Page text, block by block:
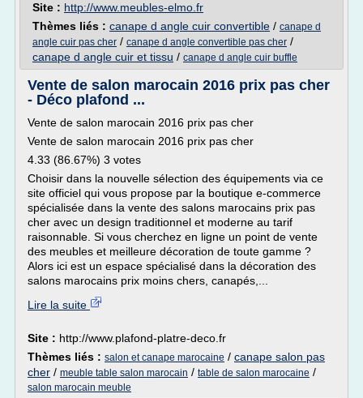
Site : http://www.meubles-elmo.fr
Thèmes liés : canape d angle cuir convertible / canape d
angle cuir pas cher / canape d angle convertible pas cher /
canape d angle cuir et tissu / canape d angle cuir buffle
Vente de salon marocain 2016 prix pas cher
- Déco plafond ...
Vente de salon marocain 2016 prix pas cher
Vente de salon marocain 2016 prix pas cher
4.33 (86.67%) 3 votes
Choisir dans la nouvelle sélection des équipements via ce
site officiel qui vous propose par la boutique e-commerce
spécialisée dans la vente des salons marocains prix pas
cher avec un design traditionnel et moderne au tarif
raisonnable. Si vous cherchez en ligne un point de vente
des meubles et meilleure décoration de toute gamme ?
Alors ici est un espace spécialisé dans la décoration des
salons marocains prix moins chers, canapés,...
Lire la suite
Site : http://www.plafond-platre-deco.fr
Thèmes liés : salon et canape marocaine / canape salon pas
cher / meuble table salon marocain / table de salon marocaine /
salon marocain meuble